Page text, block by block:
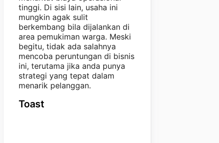
tinggi. Di sisi lain, usaha ini
mungkin agak sulit
berkembang bila dijalankan di
area pemukiman warga. Meski
begitu, tidak ada salahnya
mencoba peruntungan di bisnis
ini, terutama jika anda punya
strategi yang tepat dalam
menarik pelanggan.
Toast